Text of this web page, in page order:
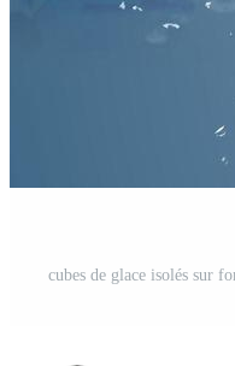
cubes de glace isolés sur